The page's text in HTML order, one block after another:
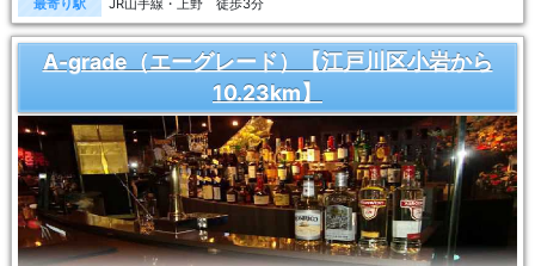
最寄り駅 JR山手線・上野 徒歩3分
A-grade（エーグレード）【江戸川区小岩から
10.23km】